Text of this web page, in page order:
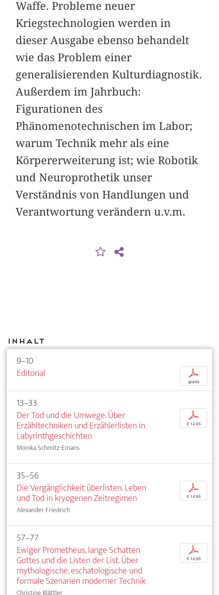
Waffe. Probleme neuer
Kriegstechnologien werden in
dieser Ausgabe ebenso behandelt
wie das Problem einer
generalisierenden Kulturdiagnostik.
Außerdem im Jahrbuch:
Figurationen des
Phänomenotechnischen im Labor;
warum Technik mehr als eine
Körpererweiterung ist; wie Robotik
und Neuroprothetik unser
Verständnis von Handlungen und
Verantwortung verändern u.v.m.
Inhalt
9–10
Editorial
p
gratis
13–33
Der Tod und die Umwege. Über
Erzähltechniken und Erzählerlisten in
Labyrinthgeschichten
Monika Schmitz-Emans
p
€ 14,95
35–56
Die Vergänglichkeit überlisten. Leben
und Tod in kryogenen Zeitregimen
Alexander Friedrich
p
€ 14,95
57–77
Ewiger Prometheus, lange Schatten
Gottes und die Listen der List. Über
mythologische, eschatologische und
formale Szenarien moderner Technik
Christine Blättler
p
€ 14,95